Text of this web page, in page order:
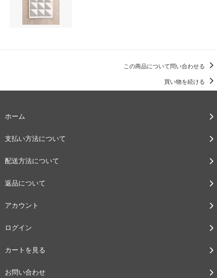
この商品について問い合わせる
買い物を続ける
ホーム
支払い方法について
配送方法について
返品について
アカウント
ログイン
カートを見る
お問い合わせ